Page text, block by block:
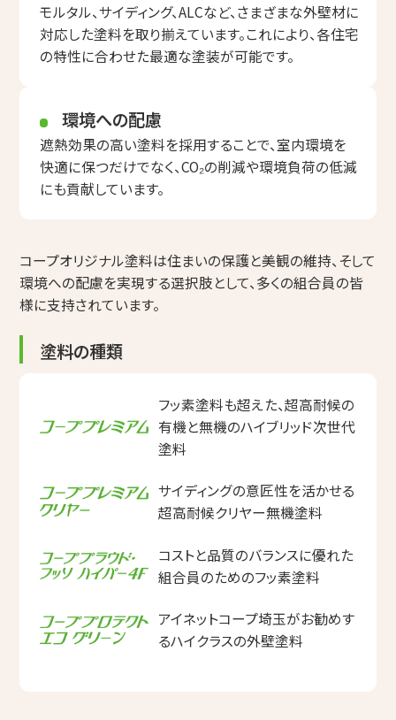
モルタル、サイディング、ALCなど、さまざまな外壁材に
対応した塗料を取り揃えています。これにより、各住宅
の特性に合わせた最適な塗装が可能です。
環境への配慮
遮熱効果の高い塗料を採用することで、室内環境を
快適に保つだけでなく、CO₂の削減や環境負荷の低減
にも貢献しています。
コープオリジナル塗料は住まいの保護と美観の維持、 そして
環境への配慮を実現する選択肢として、多くの組合員の皆
様に支持されています。
塗料の種類
フッ素塗料も超えた、超高耐候の
有機と無機のハイブリッド次世代
塗料
サイディングの意匠性を活かせる
超高耐候クリヤー無機塗料
コストと品質のバランスに優れた
組合員のためのフッ素塗料
アイネットコープ埼玉がお勧めす
るハイクラスの外壁塗料